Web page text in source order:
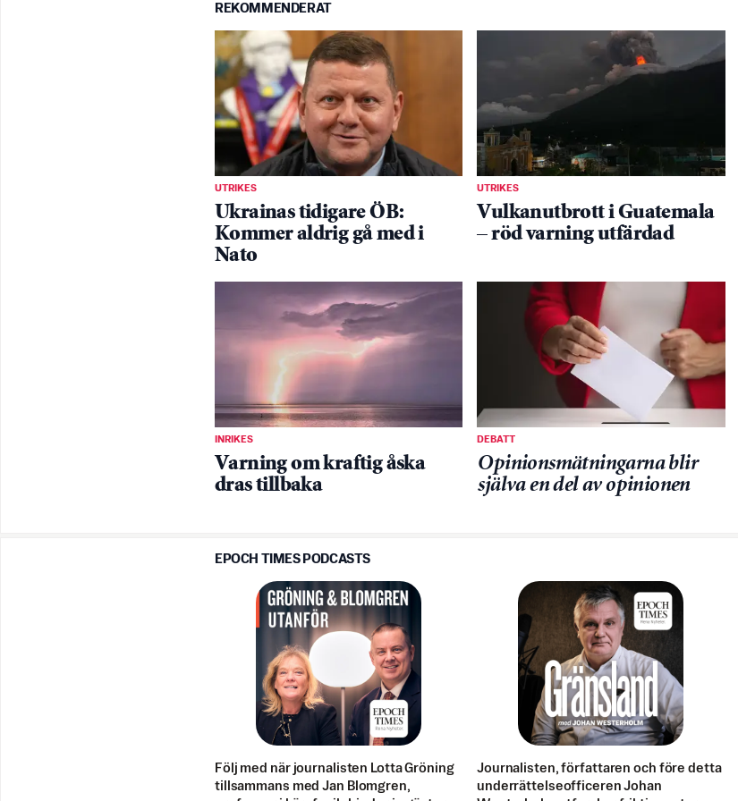
REKOMMENDERAT
UTRIKES
Ukrainas tidigare ÖB:
Kommer aldrig gå med i
Nato
UTRIKES
Vulkanutbrott i Guatemala
– röd varning utfärdad
INRIKES
Varning om kraftig åska
dras tillbaka
DEBATT
Opinionsmätningarna blir
själva en del av opinionen
EPOCH TIMES PODCASTS
Följ med när journalisten Lotta Gröning
tillsammans med Jan Blomgren,
Journalisten, författaren och före detta
underrättelseofficeren Johan